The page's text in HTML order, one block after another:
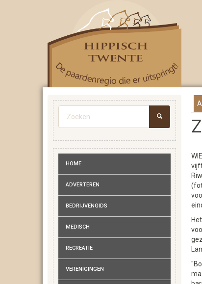
Zoekveld
HOME
ADVERTEREN
BEDRIJVENGIDS
MEDISCH
RECREATIE
VERENIGINGEN